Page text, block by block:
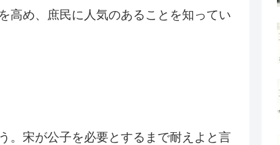
高め、庶民に人気のあることを知ってい
。宋が公子を必要とするまで耐えよと言